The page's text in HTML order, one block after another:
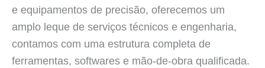
e equipamentos de precisão, oferecemos um
amplo leque de serviços técnicos e engenharia,
contamos com uma estrutura completa de
ferramentas, softwares e mão-de-obra qualificada.